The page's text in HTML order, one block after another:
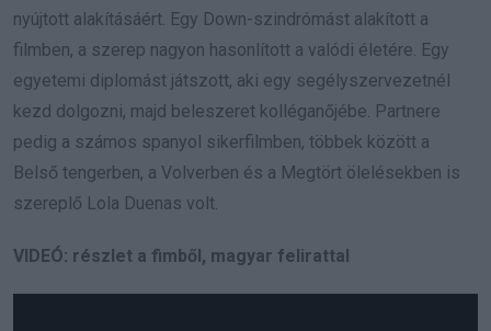
nyújtott alakításáért. Egy Down-szindrómást alakított a
filmben, a szerep nagyon hasonlított a valódi életére. Egy
egyetemi diplomást játszott, aki egy segélyszervezetnél
kezd dolgozni, majd beleszeret kolléganőjébe. Partnere
pedig a számos spanyol sikerfilmben, többek között a
Belső tengerben, a Volverben és a Megtört ölelésekben is
szereplő Lola Duenas volt.
VIDEÓ: részlet a fimből, magyar felirattal